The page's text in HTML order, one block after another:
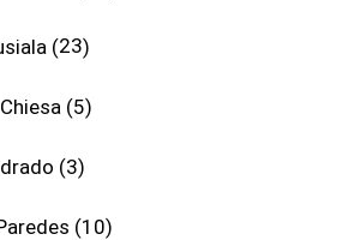
23
5
3
10